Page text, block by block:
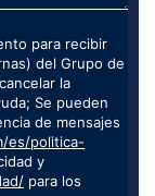
para recibir
del Grupo de
la
Se pueden
de mensajes
es/politica-
y
para los